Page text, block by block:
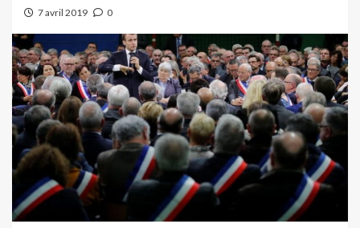
7 avril 2019 0